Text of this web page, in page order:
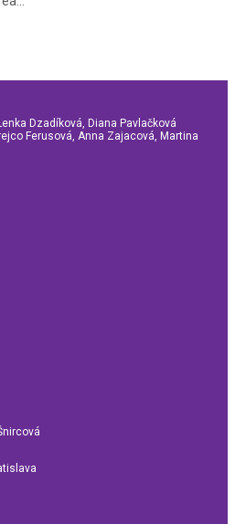
Dzadíková, Diana Pavlačková
Ferusová, Anna Zajacová, Martina